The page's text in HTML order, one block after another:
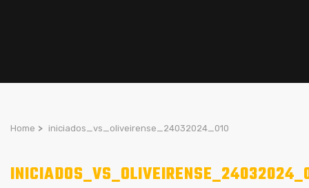
Home > iniciados_vs_oliveirense_24032024_010